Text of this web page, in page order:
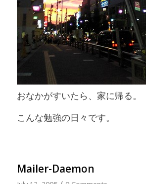
おなかがすいたら、家に帰る。
こんな勉強の日々です。
Mailer-Daemon